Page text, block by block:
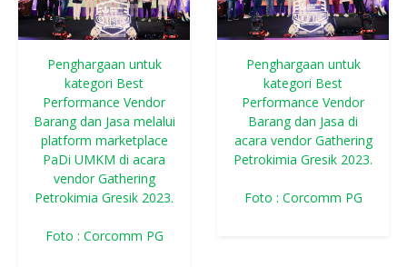
Penghargaan untuk
kategori Best
Performance Vendor
Barang dan Jasa melalui
platform marketplace
PaDi UMKM di acara
vendor Gathering
Petrokimia Gresik 2023.
Foto : Corcomm PG
Penghargaan untuk
kategori Best
Performance Vendor
Barang dan Jasa di
acara vendor Gathering
Petrokimia Gresik 2023.
Foto : Corcomm PG